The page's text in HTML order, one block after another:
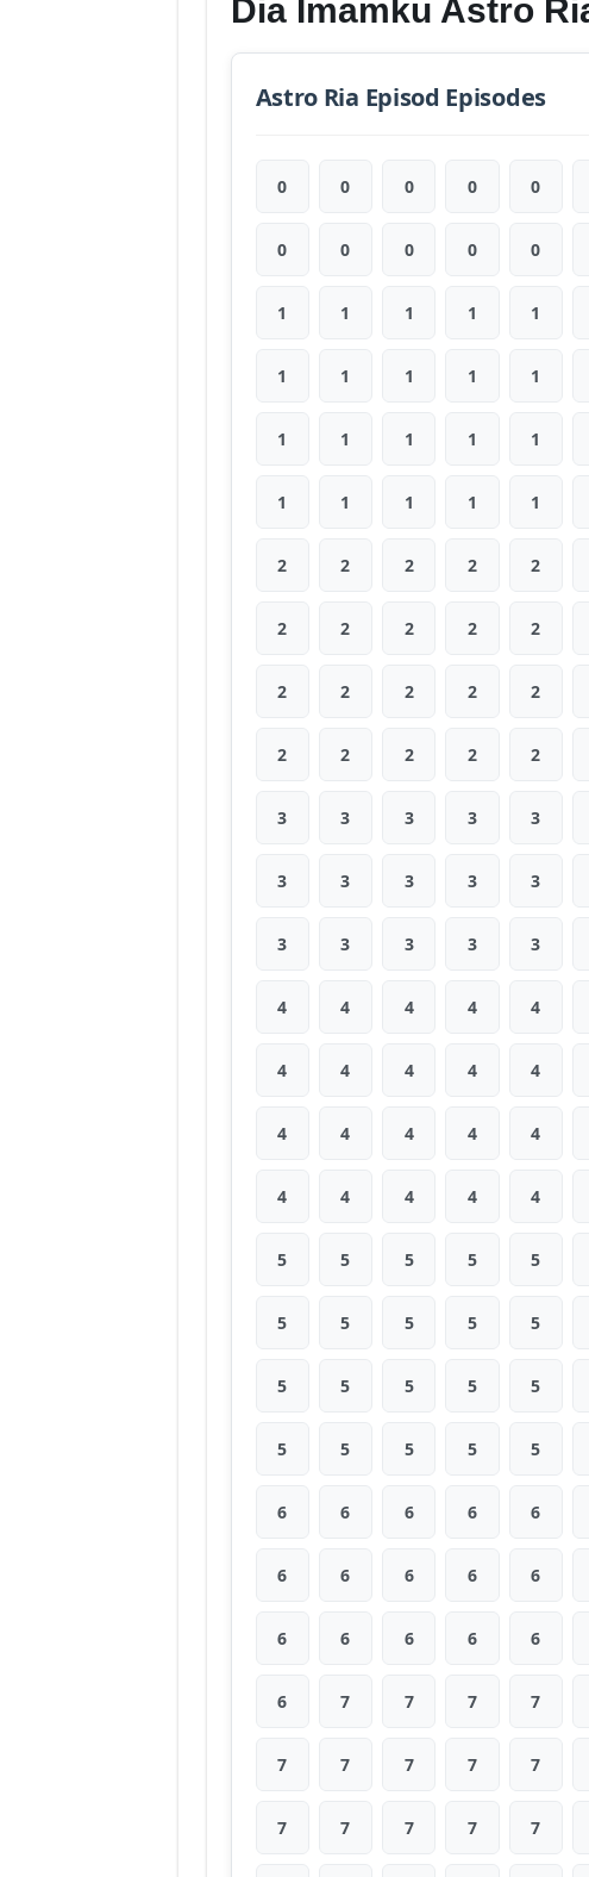
Dia Imamku Astro
Astro Ria Episod Episodes
0 0 0 0 0
0 0 0 0 0
1 1 1 1 1
1 1 1 1 1
1 1 1 1 1
1 1 1 1 1
2 2 2 2 2
2 2 2 2 2
2 2 2 2 2
2 2 2 2 2
3 3 3 3 3
3 3 3 3 3
3 3 3 3 3
4 4 4 4 4
4 4 4 4 4
4 4 4 4 4
4 4 4 4 4
5 5 5 5 5
5 5 5 5 5
5 5 5 5 5
5 5 5 5 5
6 6 6 6 6
6 6 6 6 6
6 6 6 6 6
6 7 7 7 7
7 7 7 7 7
7 7 7 7 7